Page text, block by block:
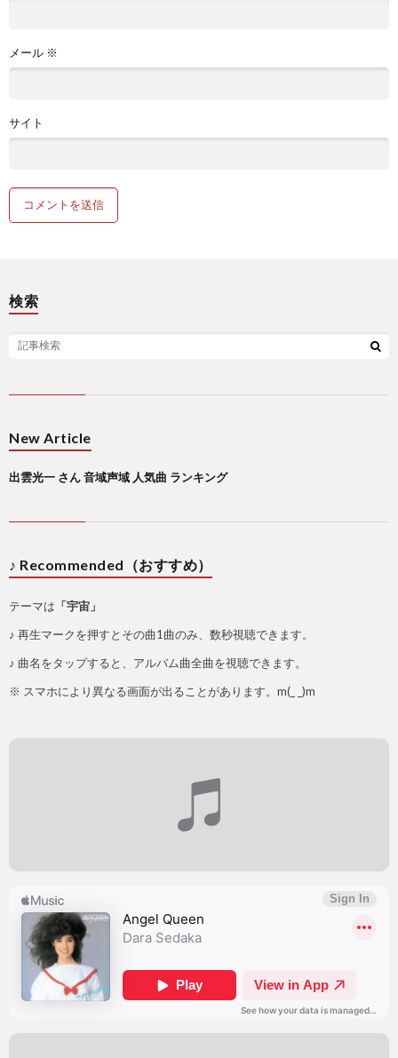
メール ※
サイト
検索
New Article
出雲光一 さん 音域声域 人気曲 ランキング
♪ Recommended（おすすめ）
テーマは 「宇宙」
♪ 再生マークを押すとその曲1曲のみ、数秒視聴できます。
♪ 曲名をタップすると、アルバム曲全曲を視聴できます。
※ スマホにより異なる画面が出ることがあります。m(_ _)m